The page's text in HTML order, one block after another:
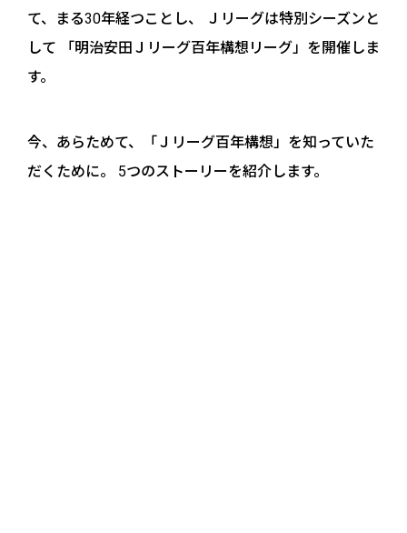
て、まる30年経つことし、
Ｊリーグは特別シーズンと
して 「明治安田Ｊリーグ百年構想リーグ」を開催しま
す。
今、あらためて、「Ｊリーグ百年構想」を知っていた
だくために。
5つのストーリーを紹介します。